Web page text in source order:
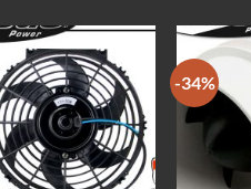
-34%